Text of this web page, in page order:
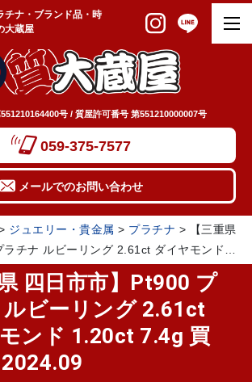
チナ・ブランド品・時
大蔵屋
号 / 質屋許可番号 第551210000007号
059-375-7577
メールでのお問い合わせ
ジュエリー・貴金属 > プラチナ >
【三重県
チナ ルビーリング 2.61ct ダイヤモンド
2024.09
県 四日市市】Pt900 プ
ルビーリング 2.61ct
ンド 1.20ct 7.4g 買